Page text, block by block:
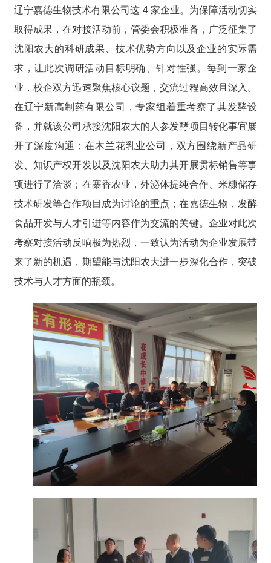
辽宁嘉德生物技术有限公司这 4 家企业。为保障活动切实
取得成果，在对接活动前，管委会积极准备，广泛征集了
沈阳农大的科研成果、技术优势方向以及企业的实际需
求，让此次调研活动目标明确、针对性强。每到一家企
业，校企双方迅速聚焦核心议题，交流过程高效且深入。
在辽宁新高制药有限公司，专家组着重考察了其发酵设
备，并就该公司承接沈阳农大的人参发酵项目转化事宜展
开了深度沟通；在木兰花乳业公司，双方围绕新产品研
发、知识产权开发以及沈阳农大助力其开展贯标销售等事
项进行了洽谈；在寨香农业，外泌体提纯合作、米糠储存
技术研发等合作项目成为讨论的重点；在嘉德生物，发酵
食品开发与人才引进等内容作为交流的关键。企业对此次
考察对接活动反响极为热烈，一致认为活动为企业发展带
来了新的机遇，期望能与沈阳农大进一步深化合作，突破
技术与人才方面的瓶颈。